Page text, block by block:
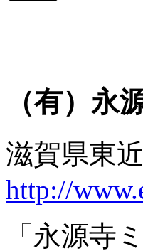
（有）永
滋賀県東
http://
「永源寺